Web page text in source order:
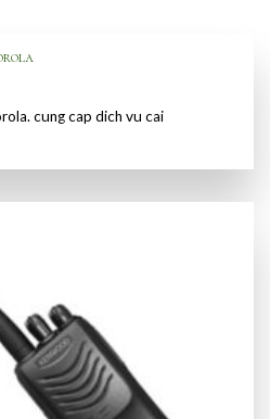
cung cap dich vu cai